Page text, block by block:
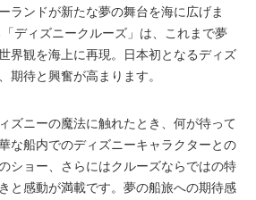
ランドが新たな夢の舞台を海に広げま
ディズニークルーズ」は、これまで夢
界観を海上に再現。日本初となるディズ
期待と興奮が高まります。
ズニーの魔法に触れたとき、何が待って
な船内でのディズニーキャラクターとの
ショー、さらにはクルーズならではの特
と感動が満載です。夢の船旅への期待感